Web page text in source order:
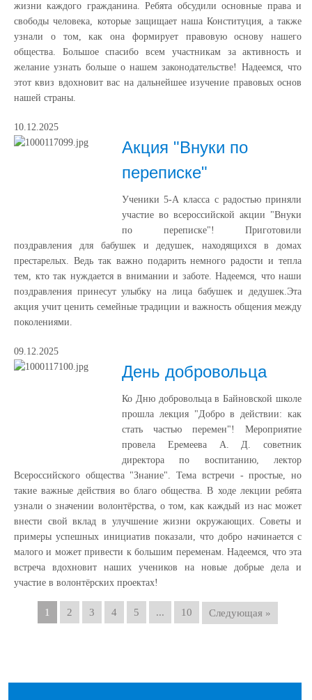
жизни каждого гражданина. Ребята обсудили основные права и
свободы человека, которые защищает наша Конституция, а также
узнали о том, как она формирует правовую основу нашего
общества. Большое спасибо всем участникам за активность и
желание узнать больше о нашем законодательстве! Надеемся, что
этот квиз вдохновит вас на дальнейшее изучение правовых основ
нашей страны.
10.12.2025
Акция "Внуки по
переписке"
Ученики 5-А класса с радостью приняли
участие во всероссийской акции "Внуки
по переписке"! Приготовили
поздравления для бабушек и дедушек, находящихся в домах
престарелых. Ведь так важно подарить немного радости и тепла
тем, кто так нуждается в внимании и заботе. Надеемся, что наши
поздравления принесут улыбку на лица бабушек и дедушек.Эта
акция учит ценить семейные традиции и важность общения между
поколениями.
09.12.2025
День добровольца
Ко Дню добровольца в Байновской школе
прошла лекция "Добро в действии: как
стать частью перемен"! Мероприятие
провела Еремеева А. Д. советник
директора по воспитанию, лектор
Всероссийского общества "Знание". Тема встречи - простые, но
такие важные действия во благо общества. В ходе лекции ребята
узнали о значении волонтёрства, о том, как каждый из нас может
внести свой вклад в улучшение жизни окружающих. Советы и
примеры успешных инициатив показали, что добро начинается с
малого и может привести к большим переменам. Надеемся, что эта
встреча вдохновит наших учеников на новые добрые дела и
участие в волонтёрских проектах!
1 2 3 4 5 ... 10 Следующая »